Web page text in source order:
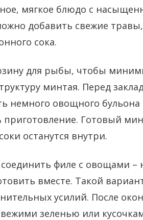
мягкое блюдо с
добавить свежие
сока.
для рыбы, чтобы
минтая. Перед
немного овощного
приготовление. Готовый
останутся внутри.
филе с овощами
вместе. Такой
усилий. После
зеленью или